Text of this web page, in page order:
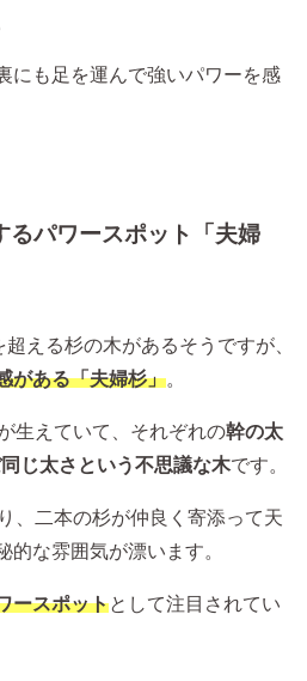
にも足を運んで強いパワーを感
るパワースポット「夫婦
える杉の木があるそうですが、
がある「夫婦杉」。
生えていて、それぞれの幹の太
じ太さという不思議な木です。
、二本の杉が仲良く寄添って天
的な雰囲気が漂います。
ースポットとして注目されてい